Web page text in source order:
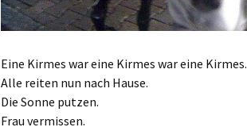
Eine Kirmes war eine Kirmes war eine Kirmes.
Alle reiten nun nach Hause.
Die Sonne putzen.
Frau vermissen.